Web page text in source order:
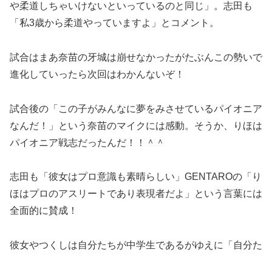
や柔道しちゃいけないといっているのと同じ」。志田も
「私3歳から柔道やっていますよ」とコメント。
試合はまあ奈苗の牙城は崩せなかったがたぶんこの勢いで
進化していったら次回はわかんないぞ！
試合後の「この子がみんなに夢をみさせているパイオニア
なんだ！」という奈苗のマイクには感動。そうか、りほは
パイオニア戦志だったんだ！！＾＾
志田も「彼女はプロ意識も素晴らしい」GENTAROの「り
ほはプロのアスリートであり表現者だよ」という言葉には
全面的に賛成！
彼女やつくしは自分たちが中学生であるがゆえに「自分た